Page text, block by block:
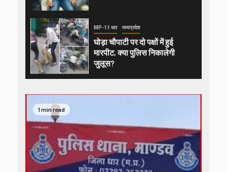
MP-11 धार मध्यप्रदेश
घोड़ा चौपाटी पर दो पक्षों में हुई
मारपीट, क्या पुलिस निकालेगी
जुलूस?
1 min read